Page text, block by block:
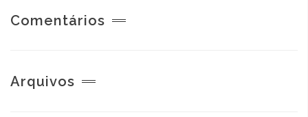
Comentários
Arquivos